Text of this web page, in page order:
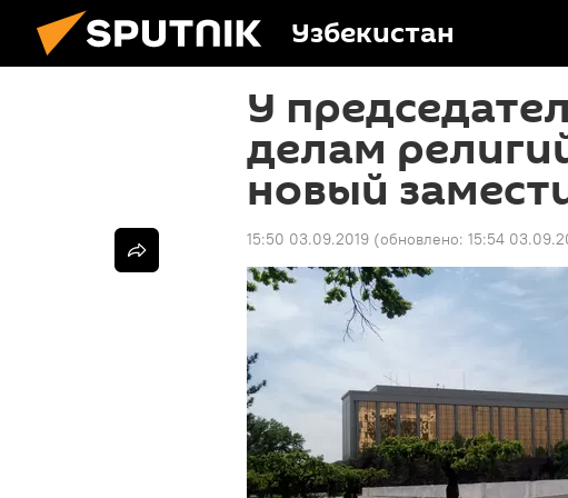
Узбекистан
У
делам
новый
15:50 03.09.2019 (обновлено: 15:54